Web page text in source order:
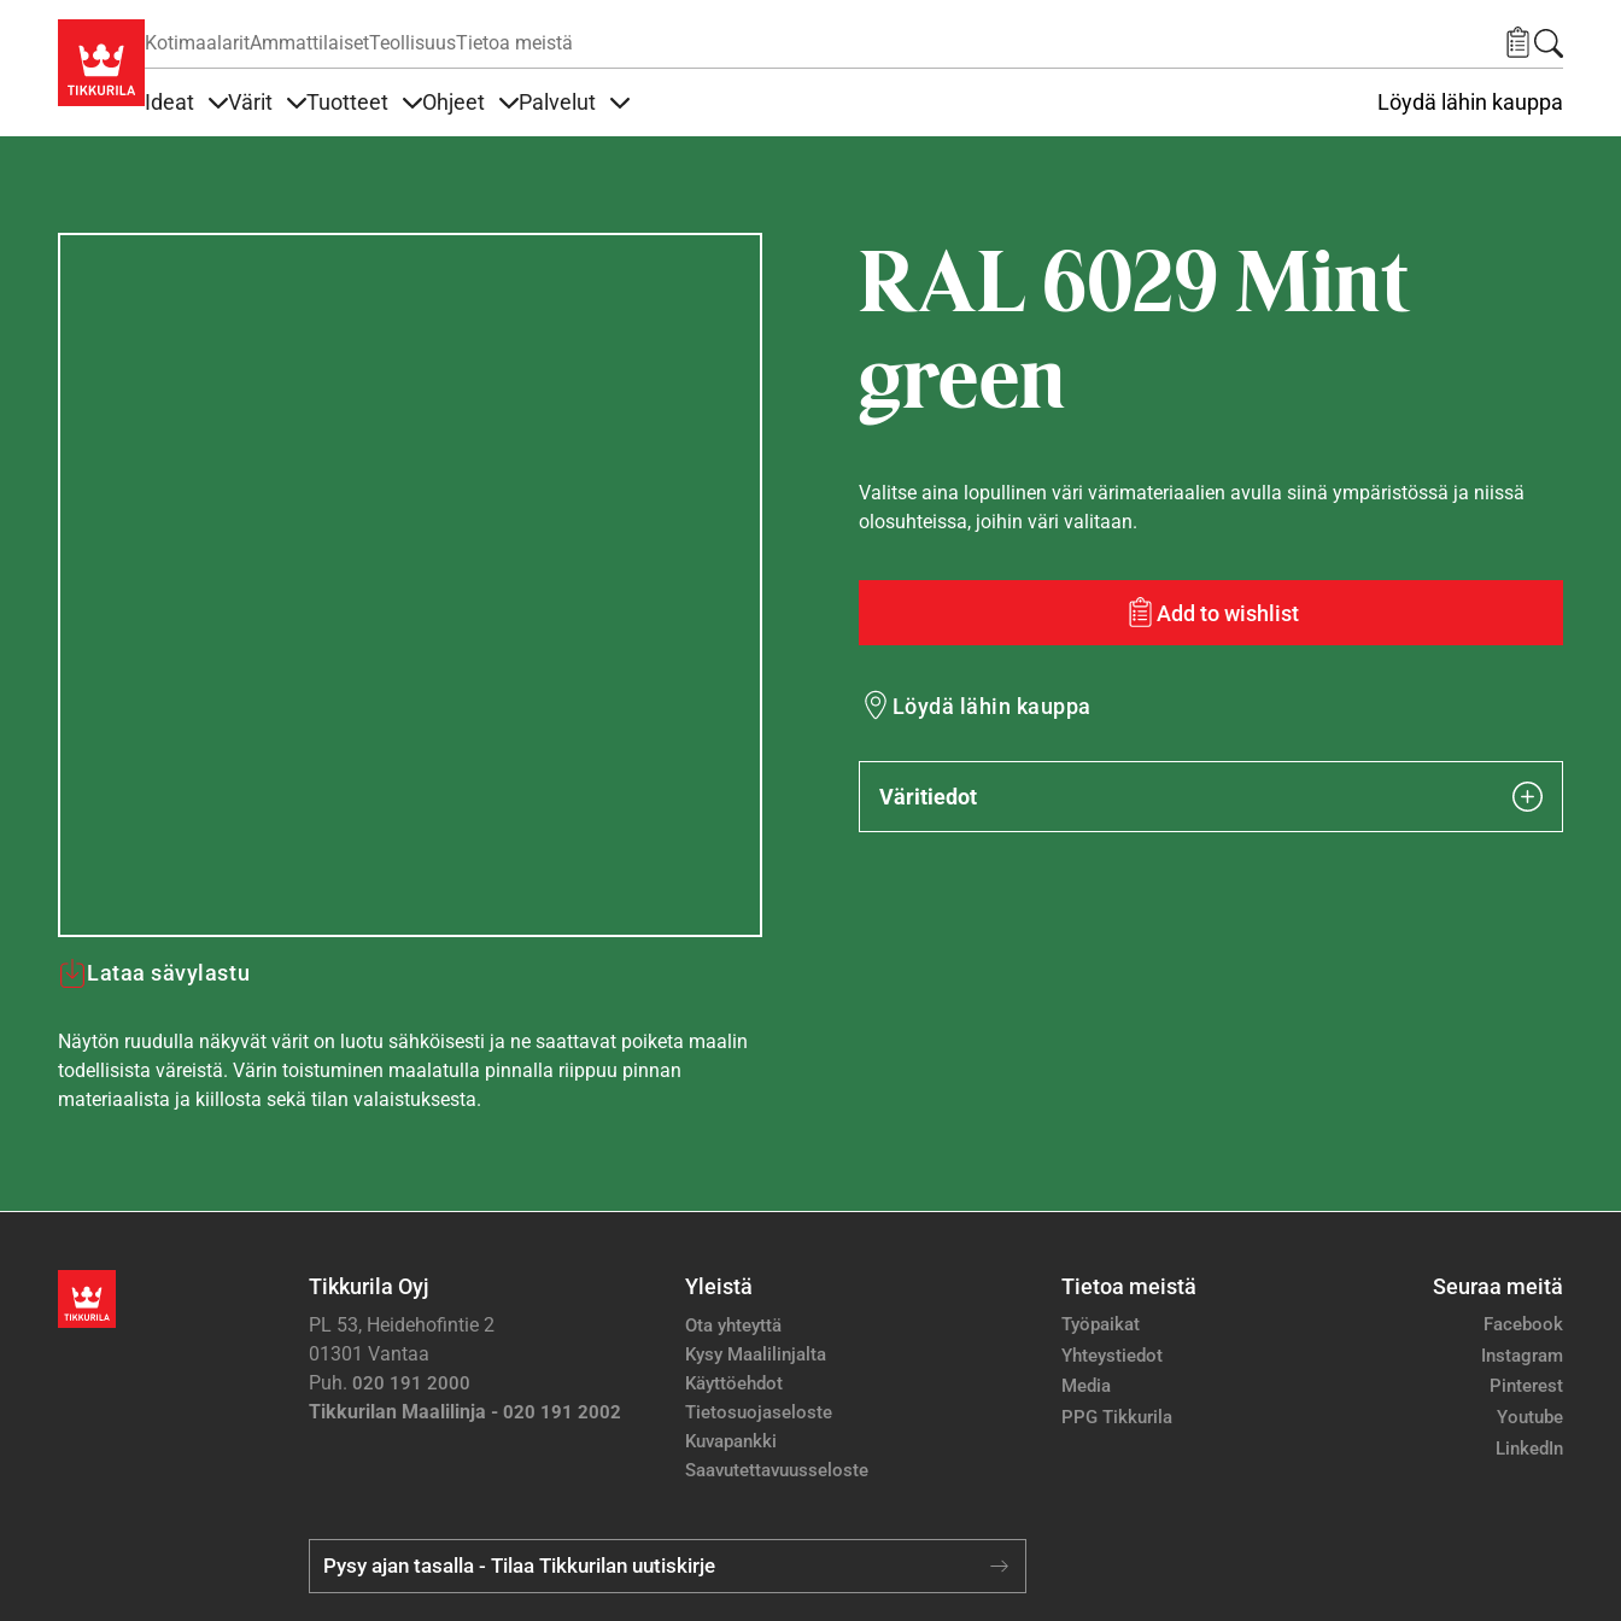
KotimaalaritAmmattilaisetTeollisuusTietoa meistä
Ideat Värit Tuotteet Ohjeet Palvelut Löydä lähin kauppa
RAL 6029 Mint
green
Lataa sävylastu
Näytön ruudulla näkyvät värit on luotu sähköisesti ja ne saattavat poiketa maalin
todellisista väreistä. Värin toistuminen maalatulla pinnalla riippuu pinnan
materiaalista ja kiillosta sekä tilan valaistuksesta.
Valitse aina lopullinen väri värimateriaalien avulla siinä ympäristössä ja niissä
olosuhteissa, joihin väri valitaan.
Add to wishlist
Löydä lähin kauppa
Väritiedot
Tikkurila Oyj
PL 53, Heidehofintie 2
01301 Vantaa
Puh. 020 191 2000
Tikkurilan Maalilinja - 020 191 2002
Yleistä
Ota yhteyttä
Kysy Maalilinjalta
Käyttöehdot
Tietosuojaseloste
Kuvapankki
Saavutettavuusseloste
Tietoa meistä
Työpaikat
Yhteystiedot
Media
PPG Tikkurila
Seuraa meitä
Facebook
Instagram
Pinterest
Youtube
LinkedIn
Pysy ajan tasalla - Tilaa Tikkurilan uutiskirje